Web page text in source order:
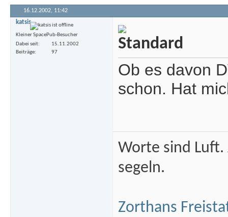
16.12.2002, 11:42
katsis
Kleiner SpacePub-Besucher
Dabei seit
15.11.2002
Beiträge
97
Ob es davon
schon. Hat
Worte sind
segeln.
Zorthans